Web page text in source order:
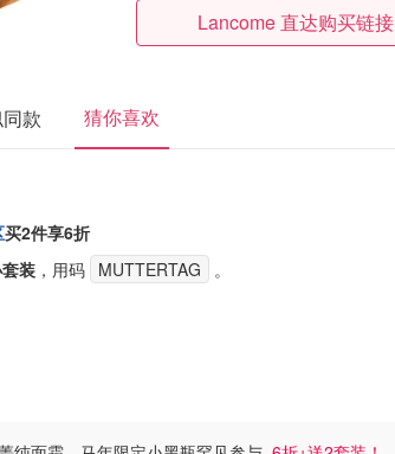
Lancome 直达购买链接
款 猜你喜欢
买2件享6折
装 ，用码 MUTTERTAG
。